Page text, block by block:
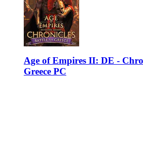
Age of Empires II: DE -
Greece PC